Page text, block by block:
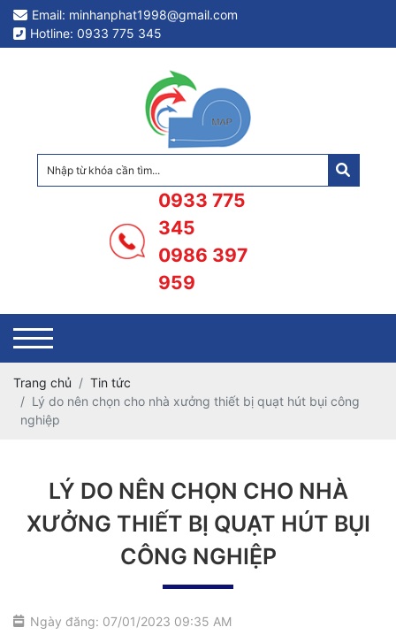
Email: minhanphat1998@gmail.com
Hotline: 0933 775 345
0933 775
345
0986 397
959
Trang chủ
Tin tức
Lý do nên chọn cho nhà xưởng thiết bị quạt hút bụi công
nghiệp
LÝ DO NÊN CHỌN CHO NHÀ
XƯỞNG THIẾT BỊ QUẠT HÚT BỤI
CÔNG NGHIỆP
Ngày đăng: 07/01/2023 09:35 AM